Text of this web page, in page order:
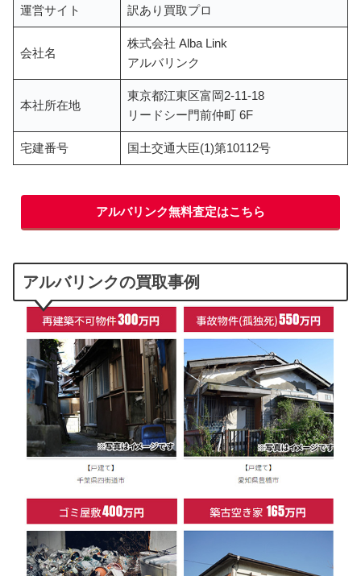
運営サイト 訳あり買取プロ
会社名
株式会社 Alba Link
アルバリンク
本社所在地
東京都江東区富岡2-11-18
リードシー門前仲町 6F
宅建番号 国土交通大臣(1)第10112号
アルバリンク無料査定はこちら
アルバリンクの買取事例